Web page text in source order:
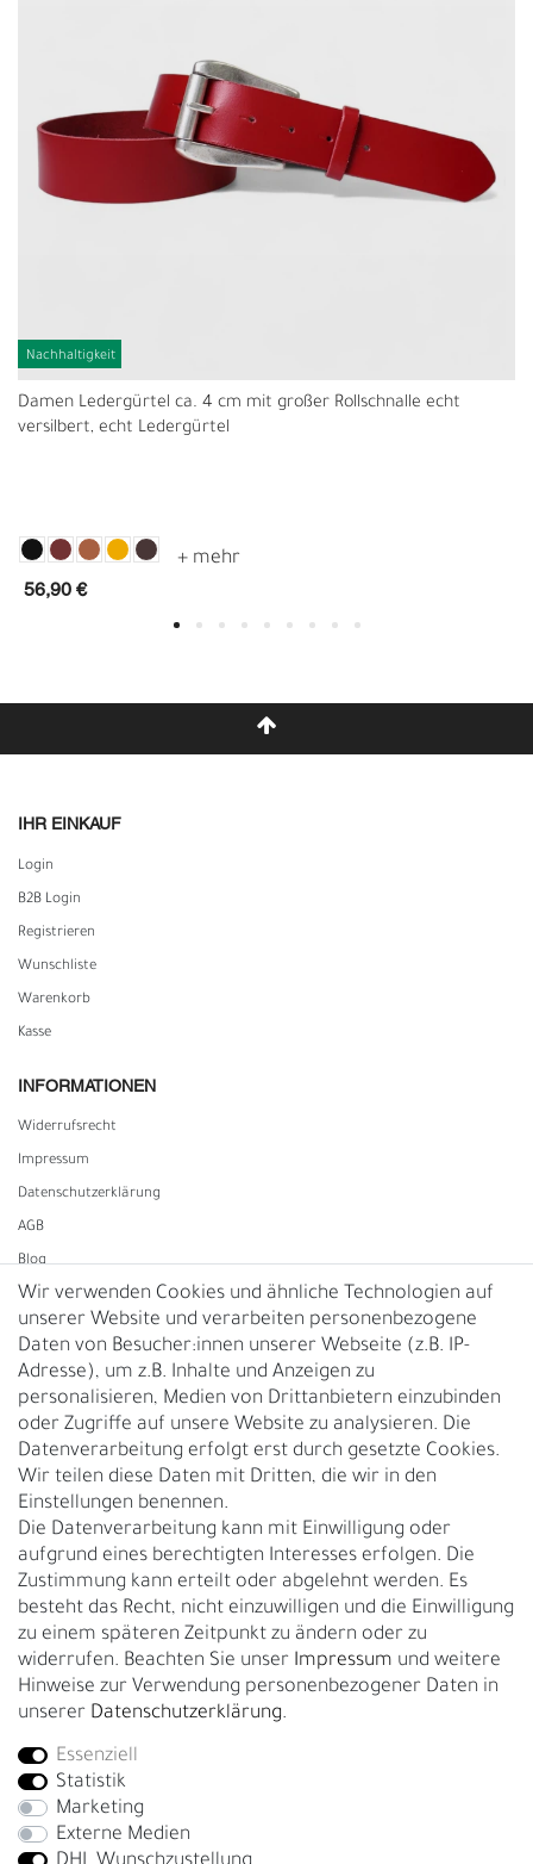
Nachhaltigkeit
Damen Ledergürtel ca. 4 cm mit großer Rollschnalle echt
versilbert, echt Ledergürtel
56,90 €
IHR EINKAUF
Login
B2B Login
Registrieren
Wunschliste
Warenkorb
Kasse
INFORMATIONEN
Widerrufs­recht
Impressum
Daten­schutz­erklärung
AGB
Blog
Vertrag widerrufen
UNTERNEHMEN
Nachhaltigkeit
Kontakt
Über uns
Rückgabe
Gürtelgröße messen
Garantie
GESCHÄFTSKUNDEN & HÄNDLER
B2B Geschäftskunden
Bei Fragen wenden Sie sich direkt an unser Service-Team.
+4917663727338
Montag - Freitag, 09:00 - 14:00
Wir verwenden Cookies und ähnliche Technologien auf
unserer Website und verarbeiten personenbezogene
Daten von Besucher:innen unserer Webseite (z.B. IP-
Adresse), um z.B. Inhalte und Anzeigen zu
personalisieren, Medien von Drittanbietern einzubinden
oder Zugriffe auf unsere Website zu analysieren. Die
Datenverarbeitung erfolgt erst durch gesetzte Cookies.
Wir teilen diese Daten mit Dritten, die wir in den
Einstellungen benennen.
Die Datenverarbeitung kann mit Einwilligung oder
aufgrund eines berechtigten Interesses erfolgen. Die
Zustimmung kann erteilt oder abgelehnt werden. Es
besteht das Recht, nicht einzuwilligen und die Einwilligung
zu einem späteren Zeitpunkt zu ändern oder zu
widerrufen. Beachten Sie unser Impressum und weitere
Hinweise zur Verwendung personenbezogener Daten in
unserer Daten­schutz­erklärung.
Essenziell
Statistik
Marketing
Externe Medien